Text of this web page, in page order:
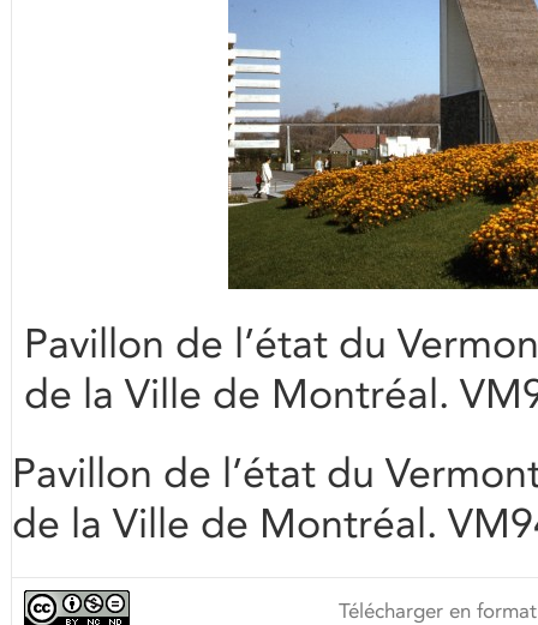
Pavillon de l’état du
de la Ville de Montréal.
Pavillon de l’état du
de la Ville de Montréal.
Télécharger en